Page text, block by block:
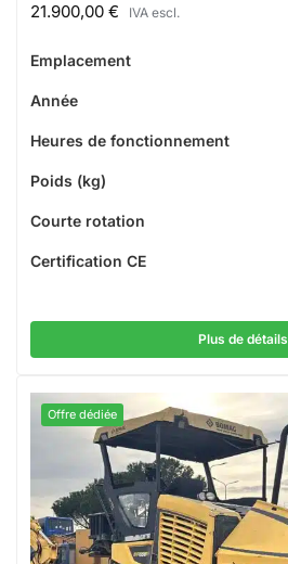
21.900,00 € IVA escl.
Emplacement
Année
Heures de fonctionnement
Poids (kg)
Courte rotation
Certification CE
Plus de détails
Offre dédiée